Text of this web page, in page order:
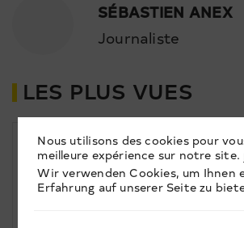
SÉBASTIEN ANEX
Journaliste
LES PLUS VUES
1
ACTUALITÉS
Paul Mac Bonvin
Nous utilisons des cookies pour
meilleure expérience sur notre site.
Wir verwenden Cookies, um Ihnen
Erfahrung auf unserer Seite zu